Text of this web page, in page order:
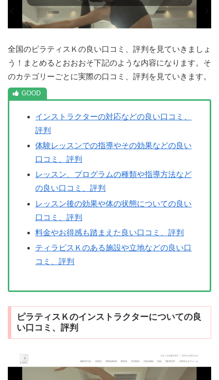
全国のピラティスＫの良い口コミ、評判を見ていきましょ
う！まとめるとおおおそ下記のような内容になります。そ
のカテゴリーごとに実際の口コミ、評判を見ていきます。
インストラクターの対応などの良い口コミ、
評判
体験レッスンでの指導やその効果などの良い
口コミ、評判
レッスン、プログラムの種類や指導方法など
の良い口コミ、評判
レッスン後の効果や体の状態についての良い
口コミ、評判
料金やお得感も踏まえた良い口コミ、評判
ティラピスＫのある施設や立地などの良い口
コミ、評判
ピラティスＫのインストラクターについての良
い口コミ、評判